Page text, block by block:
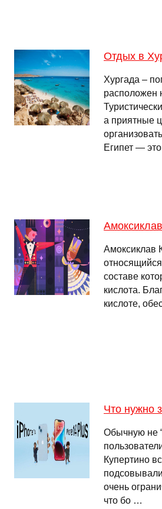
Отдых в
Хургада –
расположен
а приятные
Египет —
Амоксиклав
составе
кислота.
кислоте,
Что нужно
Обычную не
Купертино
очень
что бо …